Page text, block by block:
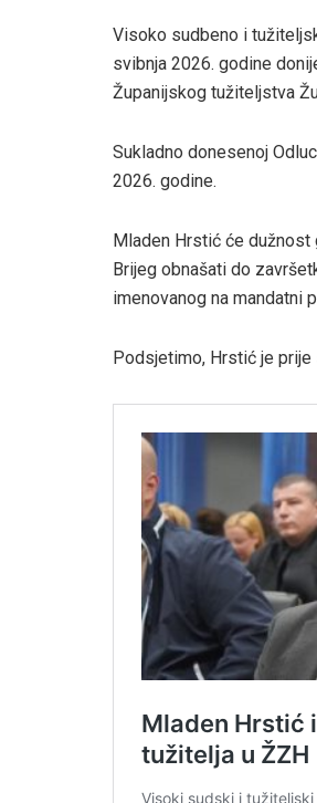
Visoko sudbeno i
svibnja 2026. godine
Županijskog tužiteljstva
​Sukladno donesenoj
2026. godine.
​Mladen Hrstić će dužnost
Brijeg obnašati do
imenovanog na mandatni
Podsjetimo, Hrstić je prije